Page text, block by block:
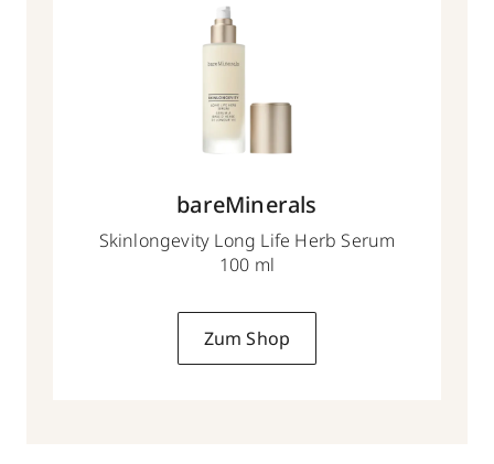
bareMinerals
Skinlongevity Long Life Herb Serum
100 ml
Zum Shop